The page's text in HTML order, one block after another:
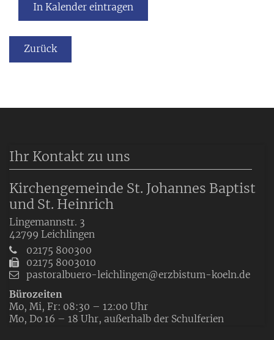
In Kalender eintragen
Zurück
Ihr Kontakt zu uns
Kirchengemeinde St. Johannes Baptist
und St. Heinrich
Lingemannstr. 3
42799 Leichlingen
02175 800300
02175 8003010
pastoralbuero-leichlingen@erzbistum-koeln.de
Bürozeiten
Mo, Mi, Fr: 08:30 – 12:00 Uhr
Mo, Do 16 – 18 Uhr, außerhalb der Schulferien